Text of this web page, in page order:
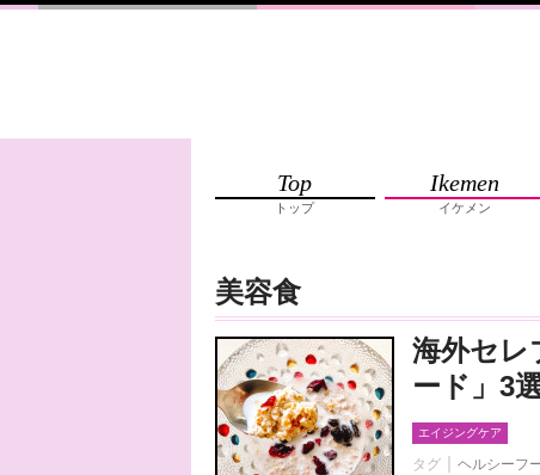
Top
トップ
Ikemen
イケメン
美容食
海外セレ
ード」3
エイジングケア
タグ ヘルシーフ